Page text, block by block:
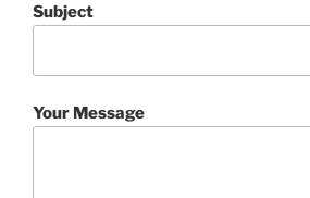
Subject
Your Message